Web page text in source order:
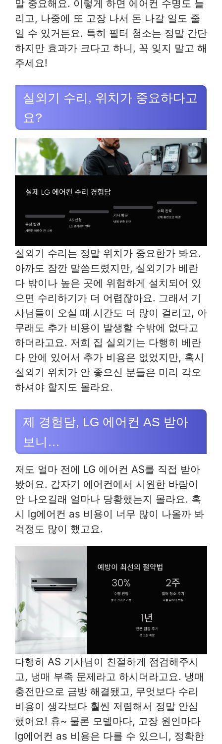
말 중요해요. 이렇게 하면 에어컨 수명도 늘
리고, 나중에 또 고장 나서 돈 나갈 일도 줄
일 수 있거든요. 특히 필터 청소는 정말 간단
하지만 효과가 크다고 하니, 꼭 잊지 말고 해
주세요!
실외기 수리, 위치가 중요하다고
요?
실외기 수리는 정말 위치가 중요한가 봐요.
아까도 잠깐 말씀드렸지만, 실외기가 베란
다 밖이나 높은 곳에 위험하게 설치되어 있
으면 수리하기가 더 어렵잖아요. 그래서 기
사님들이 오실 때 시간도 더 많이 걸리고, 아
무래도 추가 비용이 발생할 수밖에 없다고
하더라고요. 저희 집 실외기는 다행히 베란
다 안에 있어서 추가 비용은 없었지만, 혹시
실외기 위치가 안 좋으신 분들은 미리 각오
하셔야 할지도 몰라요.
제 경험담, LG 에어컨 AS 받아
보니…
저도 얼마 전에 LG 에어컨 AS를 직접 받아
봤어요. 갑자기 에어컨에서 시원한 바람이
안 나오길래 얼마나 당황했는지 몰라요. 혹
시 lg에어컨 as 비용이 너무 많이 나올까 봐
걱정도 많이 했고요.
다행히 AS 기사님이 친절하게 점검해주시
고, 냉매 부족 문제라고 하시더라고요. 냉매
충전만으로 금방 해결됐고, 무엇보다 수리
비용이 생각보다 훨씬 저렴해서 정말 안심
했어요! 휴~ 물론 모델마다, 고장 원인마다
lg에어컨 as 비용은 다를 수 있으니, 정확한